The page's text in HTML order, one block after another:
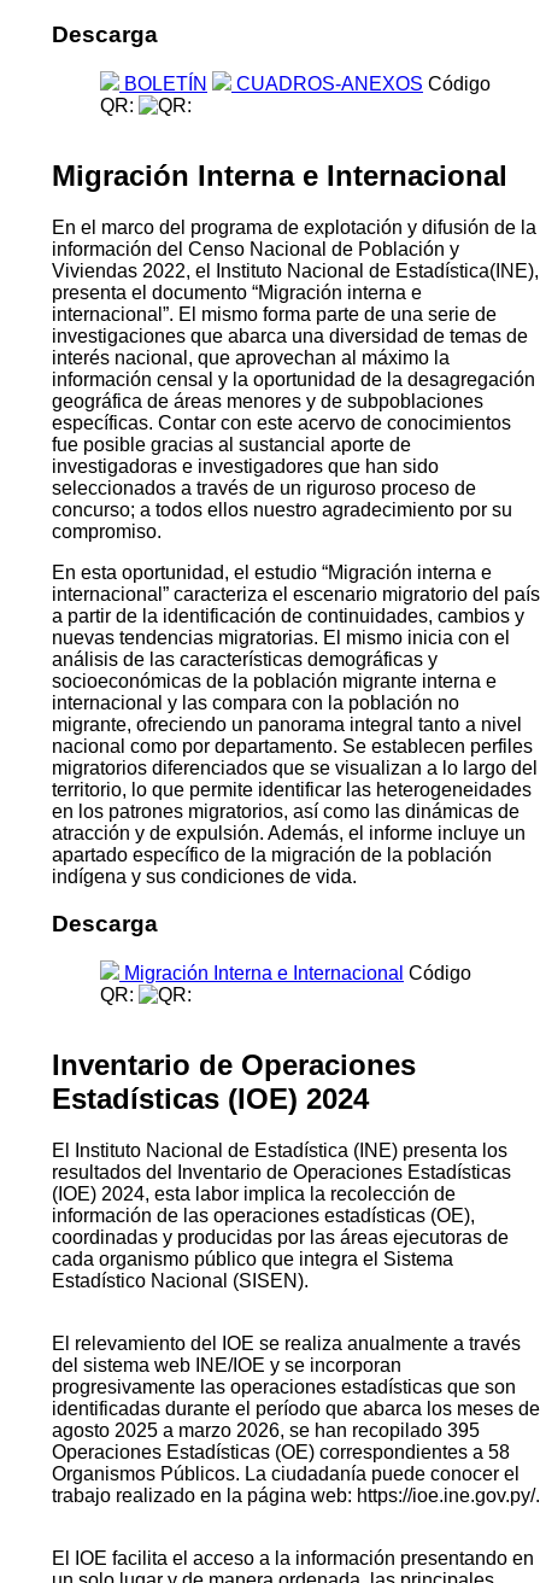
Descarga
BOLETÍN CUADROS-ANEXOS Código
QR:
Migración Interna e Internacional
En el marco del programa de explotación y difusión de la
información del Censo Nacional de Población y
Viviendas 2022, el Instituto Nacional de Estadística(INE),
presenta el documento “Migración interna e
internacional”. El mismo forma parte de una serie de
investigaciones que abarca una diversidad de temas de
interés nacional, que aprovechan al máximo la
información censal y la oportunidad de la desagregación
geográfica de áreas menores y de subpoblaciones
específicas. Contar con este acervo de conocimientos
fue posible gracias al sustancial aporte de
investigadoras e investigadores que han sido
seleccionados a través de un riguroso proceso de
concurso; a todos ellos nuestro agradecimiento por su
compromiso.
En esta oportunidad, el estudio “Migración interna e
internacional” caracteriza el escenario migratorio del país
a partir de la identificación de continuidades, cambios y
nuevas tendencias migratorias. El mismo inicia con el
análisis de las características demográficas y
socioeconómicas de la población migrante interna e
internacional y las compara con la población no
migrante, ofreciendo un panorama integral tanto a nivel
nacional como por departamento. Se establecen perfiles
migratorios diferenciados que se visualizan a lo largo del
territorio, lo que permite identificar las heterogeneidades
en los patrones migratorios, así como las dinámicas de
atracción y de expulsión. Además, el informe incluye un
apartado específico de la migración de la población
indígena y sus condiciones de vida.
Descarga
Migración Interna e Internacional Código
QR:
Inventario de Operaciones
Estadísticas (IOE) 2024
El Instituto Nacional de Estadística (INE) presenta los
resultados del Inventario de Operaciones Estadísticas
(IOE) 2024, esta labor implica la recolección de
información de las operaciones estadísticas (OE),
coordinadas y producidas por las áreas ejecutoras de
cada organismo público que integra el Sistema
Estadístico Nacional (SISEN).
El relevamiento del IOE se realiza anualmente a través
del sistema web INE/IOE y se incorporan
progresivamente las operaciones estadísticas que son
identificadas durante el período que abarca los meses de
agosto 2025 a marzo 2026, se han recopilado 395
Operaciones Estadísticas (OE) correspondientes a 58
Organismos Públicos. La ciudadanía puede conocer el
trabajo realizado en la página web: https://ioe.ine.gov.py/.
El IOE facilita el acceso a la información presentando en